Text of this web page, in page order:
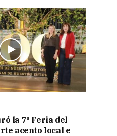
la 7ª Feria del
acento local e